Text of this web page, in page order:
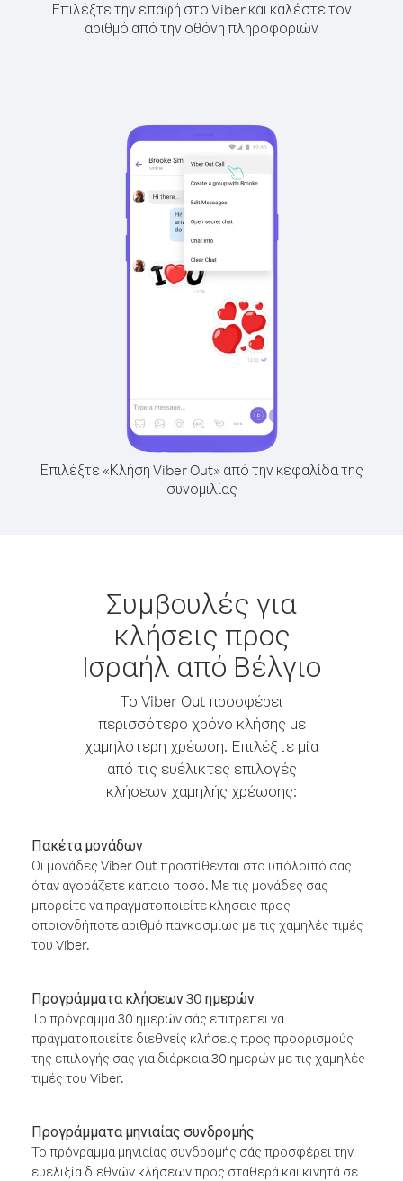
Επιλέξτε την επαφή στο Viber και καλέστε τον
αριθμό από την οθόνη πληροφοριών
Επιλέξτε «Κλήση Viber Out» από την κεφαλίδα της
συνομιλίας
Συμβουλές για
κλήσεις προς
Ισραήλ από Βέλγιο
Το Viber Out προσφέρει
περισσότερο χρόνο κλήσης με
χαμηλότερη χρέωση. Επιλέξτε μία
από τις ευέλικτες επιλογές
κλήσεων χαμηλής χρέωσης:
Πακέτα μονάδων
Οι μονάδες Viber Out προστίθενται στο υπόλοιπό σας
όταν αγοράζετε κάποιο ποσό. Με τις μονάδες σας
μπορείτε να πραγματοποιείτε κλήσεις προς
οποιονδήποτε αριθμό παγκοσμίως με τις χαμηλές τιμές
του Viber.
Προγράμματα κλήσεων 30 ημερών
Το πρόγραμμα 30 ημερών σάς επιτρέπει να
πραγματοποιείτε διεθνείς κλήσεις προς προορισμούς
της επιλογής σας για διάρκεια 30 ημερών με τις χαμηλές
τιμές του Viber.
Προγράμματα μηνιαίας συνδρομής
Το πρόγραμμα μηνιαίας συνδρομής σάς προσφέρει την
ευελιξία διεθνών κλήσεων προς σταθερά και κινητά σε